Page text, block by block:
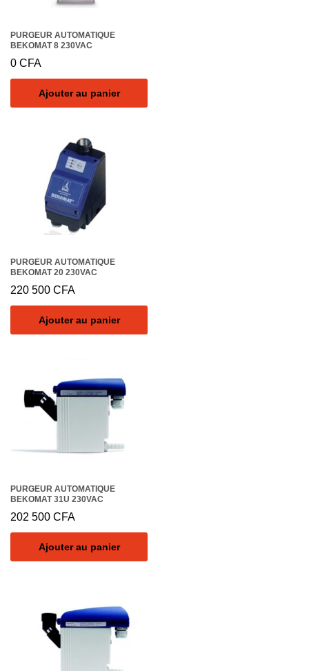
PURGEUR AUTOMATIQUE
BEKOMAT 8 230VAC
0 CFA
Ajouter au panier
PURGEUR AUTOMATIQUE
BEKOMAT 20 230VAC
220 500 CFA
Ajouter au panier
PURGEUR AUTOMATIQUE
BEKOMAT 31U 230VAC
202 500 CFA
Ajouter au panier